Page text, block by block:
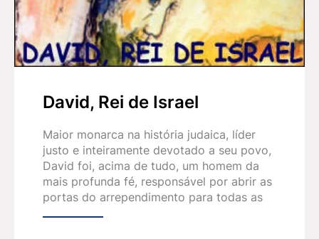
David, Rei de Israel
Maior monarca na história judaica, líder
justo e inteiramente devotado a seu povo,
David foi, acima de tudo, um homem da
mais profunda fé, responsável por abrir as
portas do arrependimento para todas as